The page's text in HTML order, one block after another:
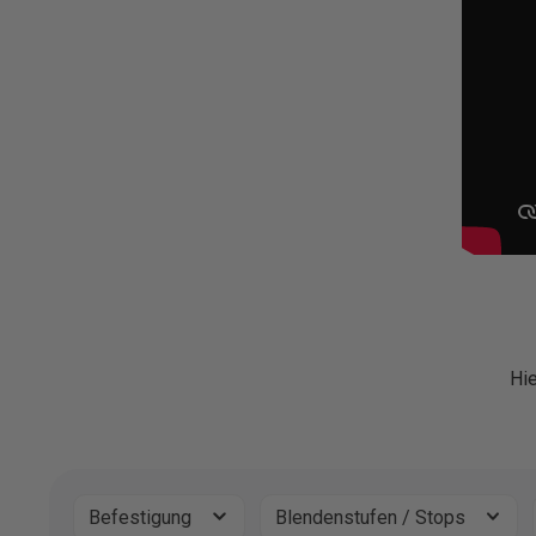
Befestigung Blendenstufen / Stops